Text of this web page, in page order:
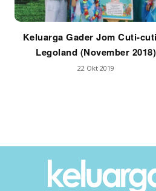
Keluarga Gader Jom Cuti-
Legoland (November 2018)
22 Okt 2019